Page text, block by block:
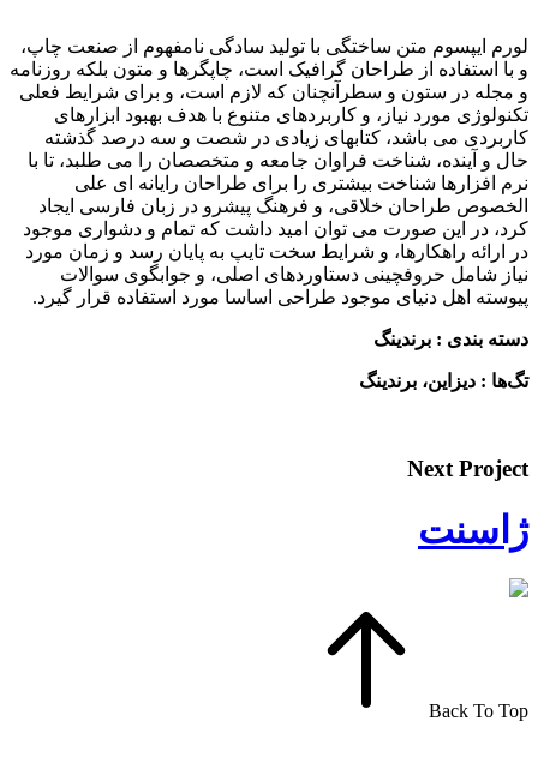
لورم ایپسوم متن ساختگی با تولید سادگی نامفهوم از صنعت چاپ،
و با استفاده از طراحان گرافیک است، چاپگرها و متون بلکه روزنامه
و مجله در ستون و سطرآنچنان که لازم است، و برای شرایط فعلی
تکنولوژی مورد نیاز، و کاربردهای متنوع با هدف بهبود ابزارهای
کاربردی می باشد، کتابهای زیادی در شصت و سه درصد گذشته
حال و آینده، شناخت فراوان جامعه و متخصصان را می طلبد، تا با
نرم افزارها شناخت بیشتری را برای طراحان رایانه ای علی
الخصوص طراحان خلاقی، و فرهنگ پیشرو در زبان فارسی ایجاد
کرد، در این صورت می توان امید داشت که تمام و دشواری موجود
در ارائه راهکارها، و شرایط سخت تایپ به پایان رسد و زمان مورد
نیاز شامل حروفچینی دستاوردهای اصلی، و جوابگوی سوالات
پیوسته اهل دنیای موجود طراحی اساسا مورد استفاده قرار گیرد.
دسته بندی : برندینگ
تگ‌ها : دیزاین، برندینگ
Next Project
ژاسنت
Back To Top